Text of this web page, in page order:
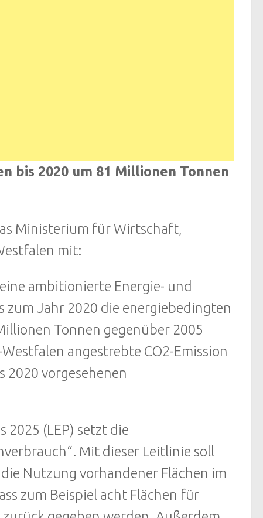
bis 2020 um 81 Millionen Tonnen
Ministerium für Wirtschaft,
mit:
ambitionierte Energie- und
zum Jahr 2020 die energiebedingten
Tonnen gegenüber 2005
angestrebte CO2-Emission
2020 vorgesehenen
2025 (LEP) setzt die
Mit dieser Leitlinie soll
Nutzung vorhandener Flächen im
zum Beispiel acht Flächen für